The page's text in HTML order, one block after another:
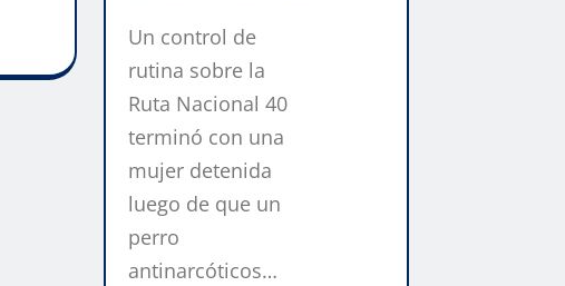
Un control de
rutina sobre la
Ruta Nacional 40
terminó con una
mujer detenida
luego de que un
perro
antinarcóticos…